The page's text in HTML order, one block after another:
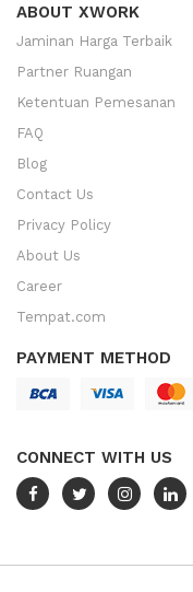
ABOUT XWORK
Jaminan Harga Terbaik
Partner Ruangan
Ketentuan Pemesanan
FAQ
Blog
Contact Us
Privacy Policy
About Us
Career
Tempat.com
PAYMENT METHOD
CONNECT WITH US